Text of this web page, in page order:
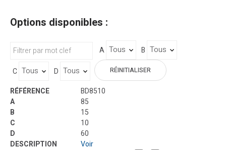
Options disponibles :
A
B
C
D RÉINITIALISER
BD8510
85
15
10
60
Voir